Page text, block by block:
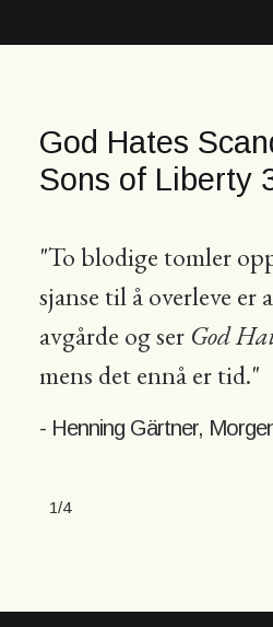
God Hates
Sons of Liberty
"To blodige tomler
sjanse til å overleve er
avgårde og ser God
mens det ennå er tid."
- Henning Gärtner,
1 4